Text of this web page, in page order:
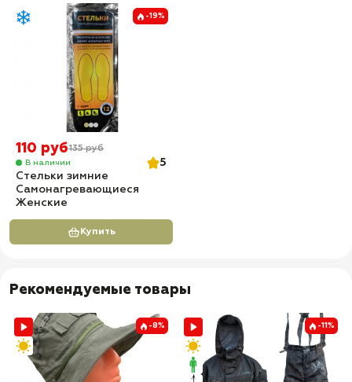
-19%
110 руб135 руб
В наличии
5
Стельки зимние
Самонагревающиеся
Женские
Купить
Рекомендуемые товары
-8% -11%